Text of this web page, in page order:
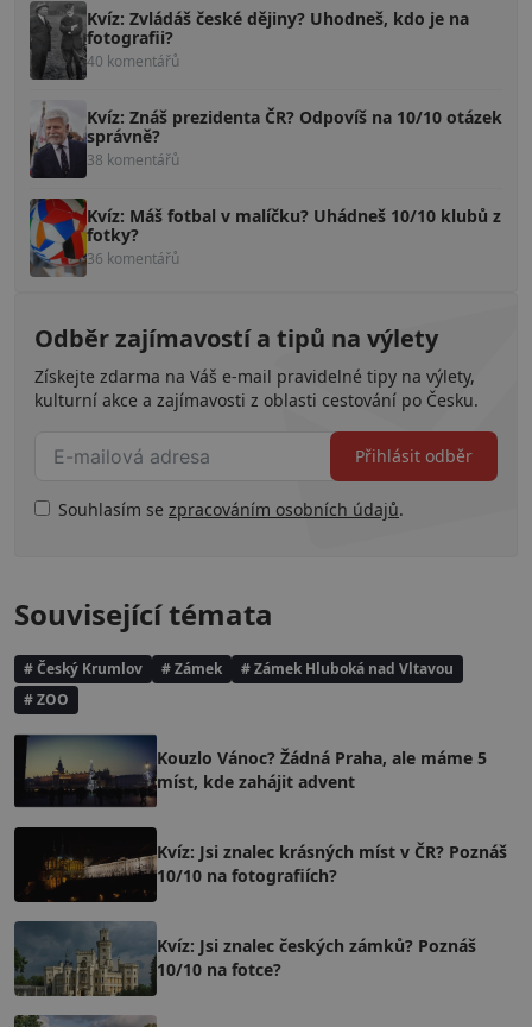
Kvíz: Zvládáš české dějiny? Uhodneš, kdo je na
fotografii?
40 komentářů
Kvíz: Znáš prezidenta ČR? Odpovíš na 10/10 otázek
správně?
38 komentářů
Kvíz: Máš fotbal v malíčku? Uhádneš 10/10 klubů z
fotky?
36 komentářů
Odběr zajímavostí a tipů na výlety
Získejte zdarma na Váš e-mail pravidelné tipy na výlety,
kulturní akce a zajímavosti z oblasti cestování po Česku.
Souhlasím se zpracováním osobních údajů.
Přihlásit odběr
Související témata
# Český Krumlov # Zámek
# Zámek Hluboká nad Vltavou
# ZOO
Kouzlo Vánoc? Žádná Praha, ale máme 5
míst, kde zahájit advent
Kvíz: Jsi znalec krásných míst v ČR? Poznáš
10/10 na fotografiích?
Kvíz: Jsi znalec českých zámků? Poznáš
10/10 na fotce?